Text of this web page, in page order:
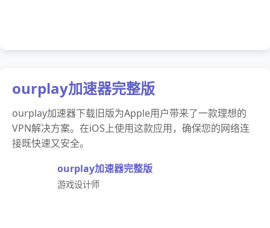
ourplay加速器完整版
ourplay加速器下载旧版为Apple用户带来了一款理想的
VPN解决方案。在iOS上使用这款应用，确保您的网络连
接既快速又安全。
ourplay加速器完整版
游戏设计师